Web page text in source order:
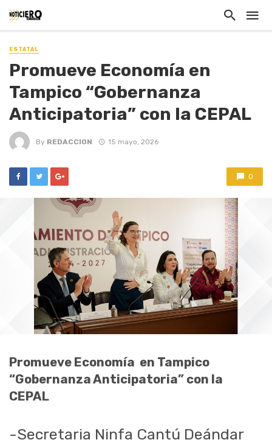
ESTATAL
Promueve Economía en
Tampico “Gobernanza
Anticipatoria” con la CEPAL
By REDACCION 15 mayo, 2026
0
Promueve Economía en Tampico
“Gobernanza Anticipatoria” con la
CEPAL
-Secretaria Ninfa Cantú Deándar